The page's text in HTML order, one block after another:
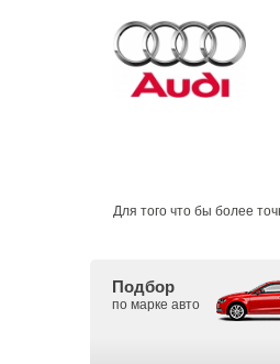
Для того что бы более
Подбор
по марке авто